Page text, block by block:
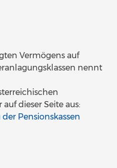
Vermögens auf
nennt
dieser Seite aus:
Pensionskassen